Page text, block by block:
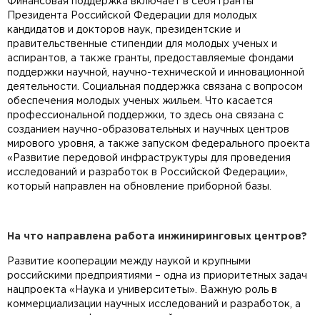
Президента Российской Федерации для молодых
кандидатов и докторов наук, президентские и
правительственные стипендии для молодых ученых и
аспирантов, а также гранты, предоставляемые фондами
поддержки научной, научно-технической и инновационной
деятельности. Социальная поддержка связана с вопросом
обеспечения молодых ученых жильем. Что касается
профессиональной поддержки, то здесь она связана с
созданием научно-образовательных и научных центров
мирового уровня, а также запуском федерального проекта
«Развитие передовой инфраструктуры для проведения
исследований и разработок в Российской Федерации»,
который направлен на обновление приборной базы.
На что направлена работа инжиниринговых центров?
Развитие кооперации между наукой и крупными
российскими предприятиями – одна из приоритетных задач
нацпроекта «Наука и университеты». Важную роль в
коммерциализации научных исследований и разработок, а